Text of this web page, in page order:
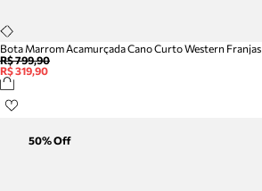
Bota Marrom Acamurçada Cano Curto Western Franjas
R$ 799,90
R$ 319,90
50% Off